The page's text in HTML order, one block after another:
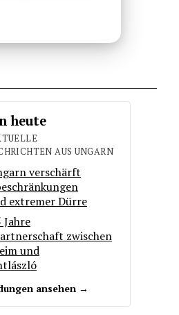
heute
AUS UNGARN
verschärft
extremer Dürre
Jahre
zwischen
und
ansehen →